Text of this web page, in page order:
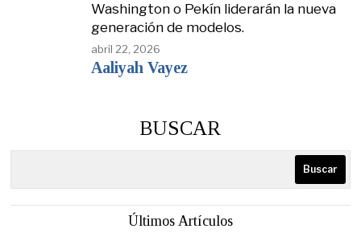
Washington o Pekín liderarán la nueva
generación de modelos.
abril 22, 2026
Aaliyah Vayez
BUSCAR
Buscar
Últimos Artículos